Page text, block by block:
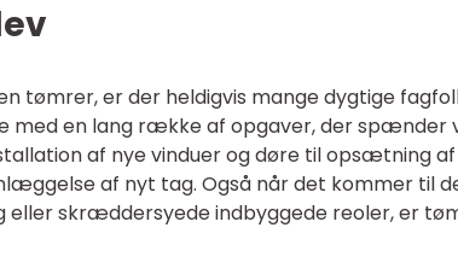
tømrer, er der heldigvis mange dygtige
med en lang række af opgaver, der spænder
af nye vinduer og døre til opsætning af
af nyt tag. Også når det kommer til
skræddersyede indbyggede reoler, er